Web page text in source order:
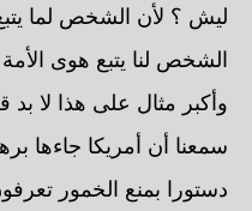
ليش ؟ لأن الشخص لما
الشخص لنا يتبع هوى
وأكبر مثال على هذا لا بد
سمعنا أن أمريكا جاءها
دستورا بمنع الخمور